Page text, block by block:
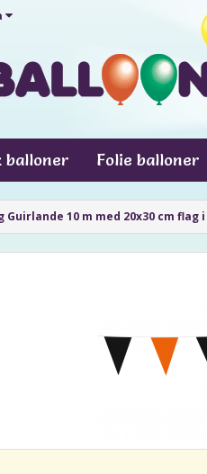
balloner Folie balloner
Guirlande 10 m med 20x30 cm flag